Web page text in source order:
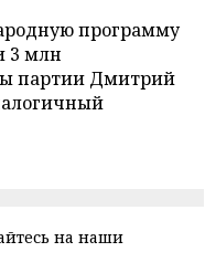
программу
3 млн
партии Дмитрий
на наши